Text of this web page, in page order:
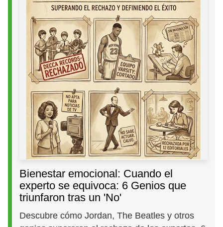
Bienestar emocional: Cuando el
experto se equivoca: 6 Genios que
triunfaron tras un 'No'
Descubre cómo Jordan, The Beatles y otros